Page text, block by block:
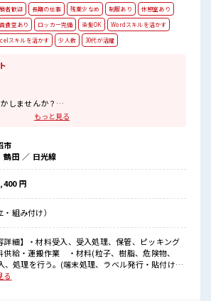
者歓迎 長期の仕事 残業少なめ 制服あり
休憩室あり
食堂あり
ロッカー完備 染髪OK
Wordスキルを活かす
スキルを活かす
少人数 30代が活躍
しませんか？
することもありますが、
や髪色自由♪
制服アリ≫
消♪
事が探せる≫
、
トします！
もっと見る
市
鶴田 ／ 日光線
円
組み付け）
詳細】・材料受入、受入処理、保管、ピッキング
供給・運搬作業 ・材料(粒子、樹脂、危険物、
、処理を行う。(端末処理、ラベル発行・貼付け、
カード発行) ・使用する工程の計画にあわせて、